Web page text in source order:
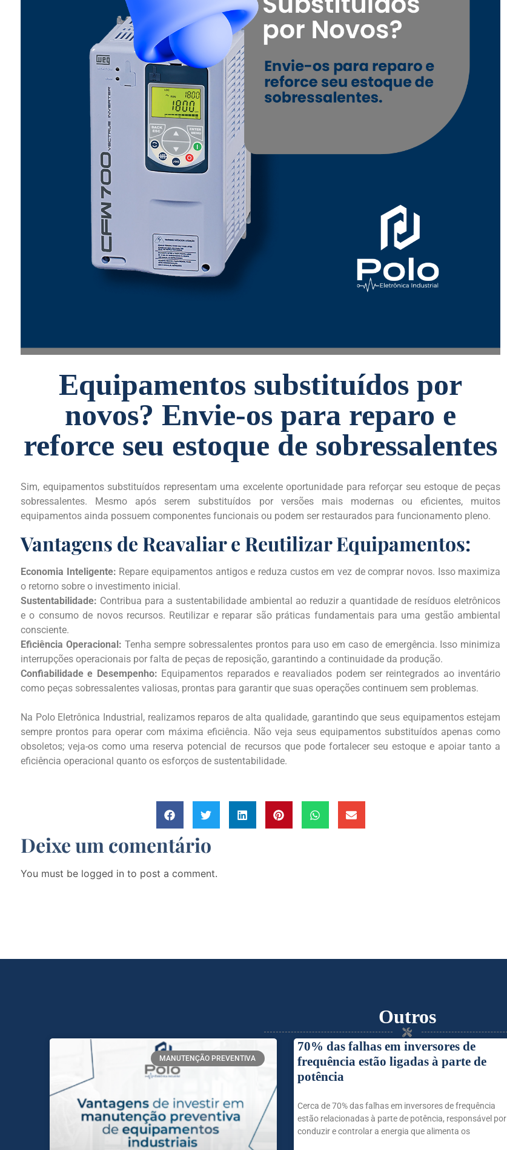
Equipamentos substituídos por
novos? Envie-os para reparo e
reforce seu estoque de sobressalentes
Sim, equipamentos substituídos representam uma excelente oportunidade para reforçar seu estoque de peças
sobressalentes. Mesmo após serem substituídos por versões mais modernas ou eficientes, muitos
equipamentos ainda possuem componentes funcionais ou podem ser restaurados para funcionamento pleno.
Vantagens de Reavaliar e Reutilizar Equipamentos:
Economia Inteligente: Repare equipamentos antigos e reduza custos em vez de comprar novos. Isso maximiza
o retorno sobre o investimento inicial.
Sustentabilidade: Contribua para a sustentabilidade ambiental ao reduzir a quantidade de resíduos eletrônicos
e o consumo de novos recursos. Reutilizar e reparar são práticas fundamentais para uma gestão ambiental
consciente.
Eficiência Operacional: Tenha sempre sobressalentes prontos para uso em caso de emergência. Isso minimiza
interrupções operacionais por falta de peças de reposição, garantindo a continuidade da produção.
Confiabilidade e Desempenho: Equipamentos reparados e reavaliados podem ser reintegrados ao inventário
como peças sobressalentes valiosas, prontas para garantir que suas operações continuem sem problemas.
Na Polo Eletrônica Industrial, realizamos reparos de alta qualidade, garantindo que seus equipamentos estejam
sempre prontos para operar com máxima eficiência. Não veja seus equipamentos substituídos apenas como
obsoletos; veja-os como uma reserva potencial de recursos que pode fortalecer seu estoque e apoiar tanto a
eficiência operacional quanto os esforços de sustentabilidade.
Deixe um comentário
You must be logged in to post a comment.
Outros
MANUTENÇÃO PREVENTIVA
70% das falhas em inversores de
frequência estão ligadas à parte de
potência
Cerca de 70% das falhas em inversores de frequência
estão relacionadas à parte de potência, responsável por
conduzir e controlar a energia que alimenta os